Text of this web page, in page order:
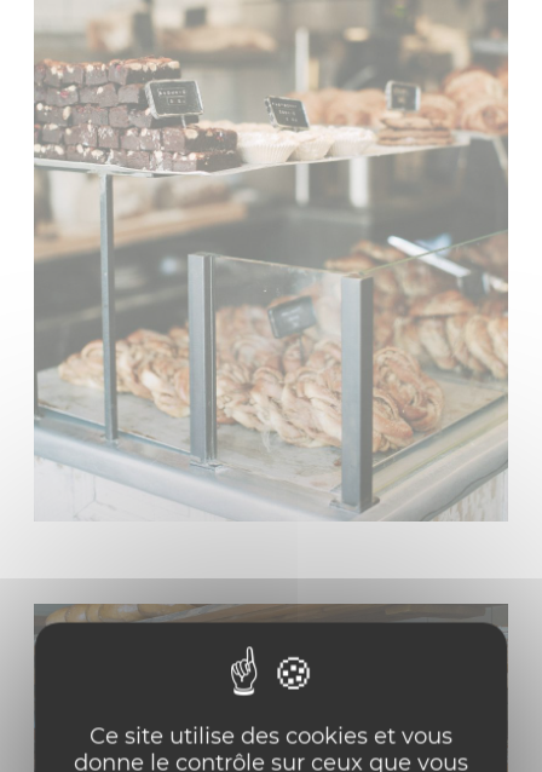
Ce site utilise des cookies et vous
donne le contrôle sur ceux que vous